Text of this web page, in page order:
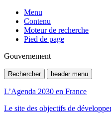
Menu
Contenu
Moteur de recherche
Pied de page
Gouvernement
Rechercher header menu
L’Agenda 2030 en France
Le site des objectifs de